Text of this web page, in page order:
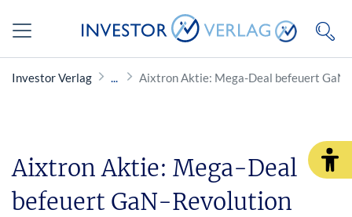
Investor Verlag Aixtron Aktie: Mega-Deal befeuert
Aixtron Aktie: Mega-Deal
befeuert GaN-Revolution